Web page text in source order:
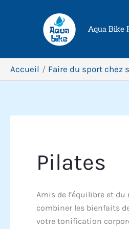
Aqua Bike
Accueil Faire du sport chez
Pilates
Amis de l’équilibre et
combiner les bienfaits
votre tonification